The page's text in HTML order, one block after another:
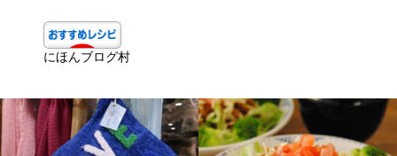
にほんブログ村